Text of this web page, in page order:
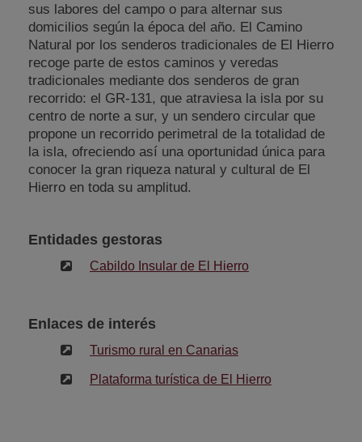
sus labores del campo o para alternar sus
domicilios según la época del año. El Camino
Natural por los senderos tradicionales de El Hierro
recoge parte de estos caminos y veredas
tradicionales mediante dos senderos de gran
recorrido: el GR-131, que atraviesa la isla por su
centro de norte a sur, y un sendero circular que
propone un recorrido perimetral de la totalidad de
la isla, ofreciendo así una oportunidad única para
conocer la gran riqueza natural y cultural de El
Hierro en toda su amplitud.
Entidades gestoras
Cabildo Insular de El Hierro
Enlaces de interés
Turismo rural en Canarias
Plataforma turística de El Hierro